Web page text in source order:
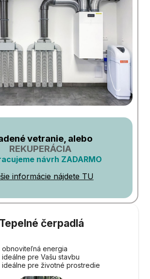
vetranie, alebo
REKUPERÁCIA
návrh ZADARMO
informácie nájdete TU
Tepelné čerpadlá
obnoviteľná energia
ideálne pre Vašu stavbu
ideálne pre životné prostredie